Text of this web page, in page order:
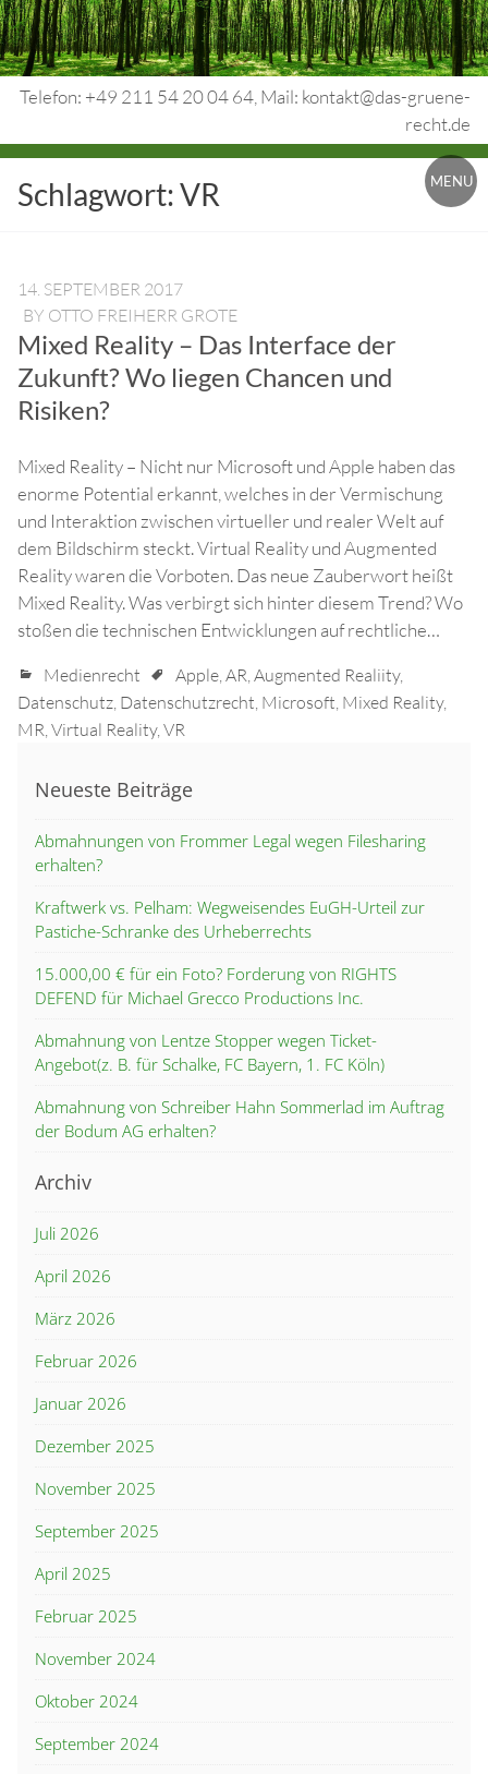
Skip
to
content
Telefon: +49 211 54 20 04 64, Mail: kontakt@das-gruene-
recht.de
Urheberrecht.
Medienrecht.
Rechtsschutz.
MENU
Schlagwort:VR
14. SEPTEMBER 2017
BY OTTO FREIHERR GROTE
Mixed Reality – Das Interface der
Zukunft? Wo liegen Chancen und
Risiken?
Mixed Reality – Nicht nur Microsoft und Apple haben das
enorme Potential erkannt, welches in der Vermischung
und Interaktion zwischen virtueller und realer Welt auf
dem Bildschirm steckt. Virtual Reality und Augmented
Reality waren die Vorboten. Das neue Zauberwort heißt
Mixed Reality. Was verbirgt sich hinter diesem Trend? Wo
stoßen die technischen Entwicklungen auf rechtliche…
Medienrecht Apple,AR,Augmented Realiity,
Datenschutz, Datenschutzrecht, Microsoft, Mixed Reality,
MR,Virtual Reality,VR
Neueste Beiträge
Abmahnungen von Frommer Legal wegen Filesharing
erhalten?
Kraftwerk vs. Pelham: Wegweisendes EuGH-Urteil zur
Pastiche-Schranke des Urheberrechts
15.000,00 € für ein Foto? Forderung von RIGHTS
DEFEND für Michael Grecco Productions Inc.
Abmahnung von Lentze Stopper wegen Ticket-
Angebot(z. B. für Schalke, FC Bayern, 1. FC Köln)
Abmahnung von Schreiber Hahn Sommerlad im Auftrag
der Bodum AG erhalten?
Archiv
Juli 2026
April 2026
März 2026
Februar 2026
Januar 2026
Dezember 2025
November 2025
September 2025
April 2025
Februar 2025
November 2024
Oktober 2024
September 2024